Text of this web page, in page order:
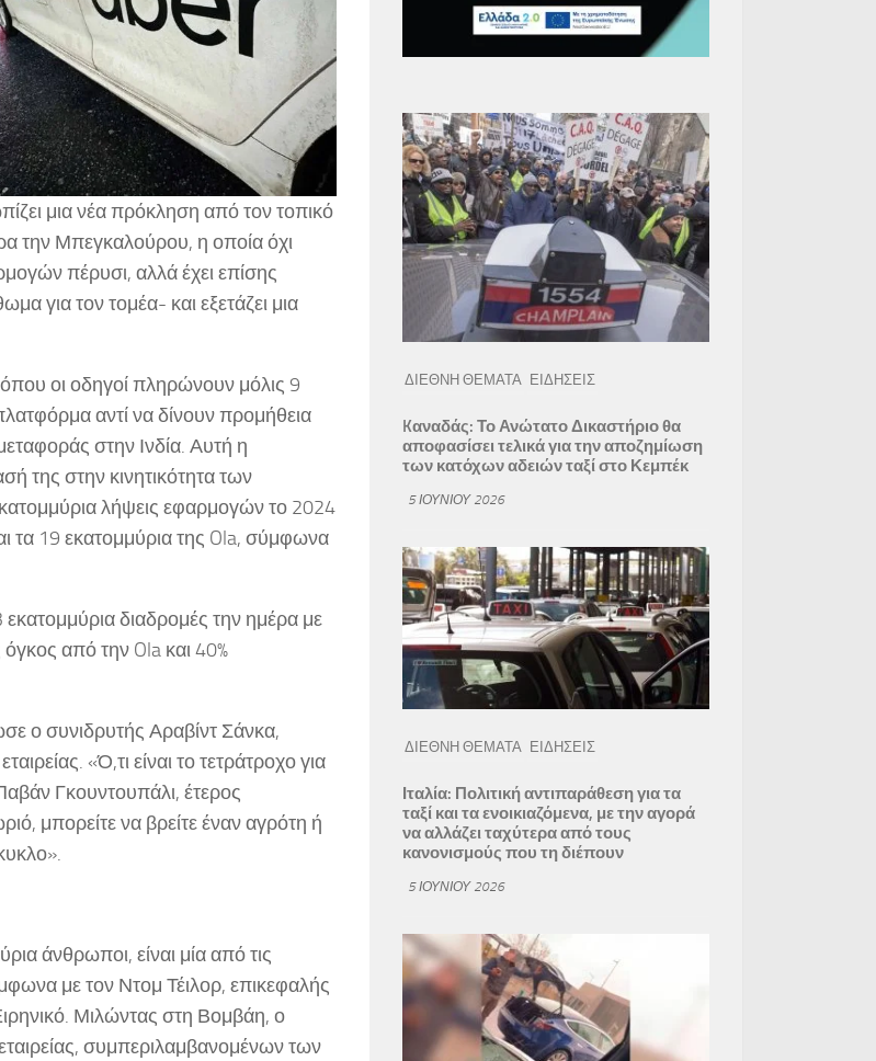
μια νέα πρόκληση από τον τοπικό
την Μπεγκαλούρου, η οποία όχι
πέρυσι, αλλά έχει επίσης
για τον τομέα- και εξετάζει μια
οι οδηγοί πληρώνουν μόλις 9
αντί να δίνουν προμήθεια
στην Ινδία. Αυτή η
της στην κινητικότητα των
λήψεις εφαρμογών το 2024
τα 19 εκατομμύρια της Ola, σύμφωνα
διαδρομές την ημέρα με
όγκος από την Ola και 40%
ο συνιδρυτής Αραβίντ Σάνκα,
«Ό,τι είναι το τετράτροχο για
Γκουντουπάλι, έτερος
μπορείτε να βρείτε έναν αγρότη ή
άνθρωποι, είναι μία από τις
με τον Ντομ Τέιλορ, επικεφαλής
Μιλώντας στη Βομβάη, ο
συμπεριλαμβανομένων των
ΔΙΕΘΝΗ ΘΕΜΑΤΑ ΕΙΔΗΣΕΙΣ
Kαναδάς: Το Ανώτατο Δικαστήριο θα
αποφασίσει τελικά για την αποζημίωση
των κατόχων αδειών ταξί στο Κεμπέκ
5 ΙΟΥΝΊΟΥ 2026
ΔΙΕΘΝΗ ΘΕΜΑΤΑ ΕΙΔΗΣΕΙΣ
Ιταλία: Πολιτική αντιπαράθεση για τα
ταξί και τα ενοικιαζόμενα, με την αγορά
να αλλάζει ταχύτερα από τους
κανονισμούς που τη διέπουν
5 ΙΟΥΝΊΟΥ 2026